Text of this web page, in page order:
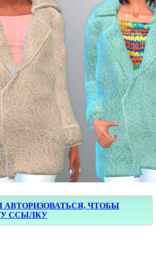
ЧТОБЫ
ССЫЛКУ